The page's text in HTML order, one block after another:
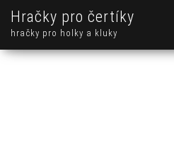
Hračky pro čertíky
hračky pro holky a kluky